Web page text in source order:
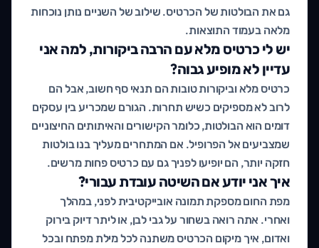
גם את הבולטות של הכרטיס. שילוב של השניים נותן נוכחות
מלאה בעמוד התוצאות.
יש לי כרטיס מלא עם הרבה ביקורות, למה אני
עדיין לא מופיע גבוה?
כרטיס מלא וביקורות טובות הם תנאי סף חשוב, אבל הם
לרוב לא מספיקים כשיש תחרות. הגורם שמכריע בין עסקים
דומים הוא הבולטות, כלומר הקישורים והאיתותים החיצוניים
שמצביעים אל הפרופיל. אם המתחרים מעליך בנו בולטות
חזקה יותר, הם יופיעו לפניך גם עם כרטיס פחות מרשים.
איך אני יודע אם השיטה עובדת עבורי?
מפת החום מספקת תמונה אובייקטיבית לפני, במהלך
ואחרי. אתה רואה בשחור על גבי לבן, או ליתר דיוק בירוק
ואדום, איך מיקום הכרטיס משתנה לכל מילת מפתח ובכל